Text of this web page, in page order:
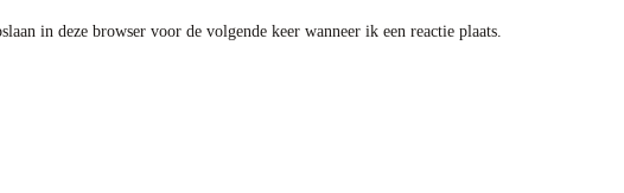
in deze browser voor de volgende keer wanneer ik een reactie plaats.